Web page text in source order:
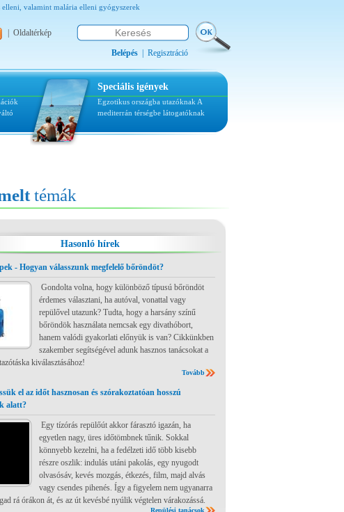
elleni, valamint malária elleni gyógyszerek
Oldaltérkép
Belépés Regisztráció
Speciális igények
Egzotikus országba utazóknak A
mediterrán térségbe látogatóknak
témák
Hasonló hírek
- Hogyan válasszunk megfelelő bőröndöt?
Gondolta volna, hogy különböző típusú bőröndöt
érdemes választani, ha autóval, vonattal vagy
repülővel utazunk? Tudta, hogy a harsány színű
bőröndök használata nemcsak egy divathóbort,
hanem valódi gyakorlati előnyük is van? Cikkünkben
szakember segítségével adunk hasznos tanácsokat a
kiválasztásához!
Tovább
el az időt hasznosan és szórakoztatóan hosszú
alatt?
Egy tízórás repülőút akkor fárasztó igazán, ha
egyetlen nagy, üres időtömbnek tűnik. Sokkal
könnyebb kezelni, ha a fedélzeti idő több kisebb
részre oszlik: indulás utáni pakolás, egy nyugodt
olvasósáv, kevés mozgás, étkezés, film, majd alvás
vagy csendes pihenés. Így a figyelem nem ugyanarra
rá órákon át, és az út kevésbé nyúlik végtelen várakozássá.
Repülési tanácsok